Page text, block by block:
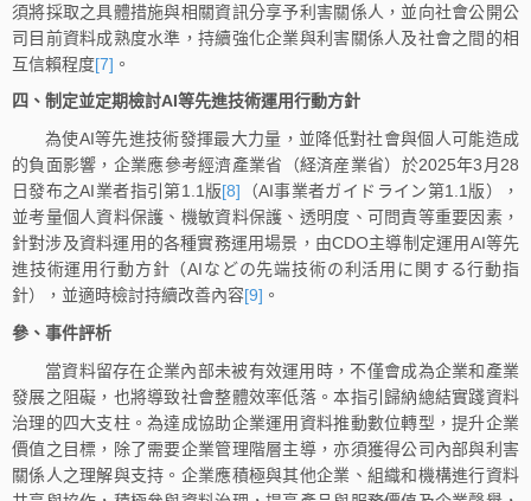
須將採取之具體措施與相關資訊分享予利害關係人，並向社會公開公
司目前資料成熟度水準，持續強化企業與利害關係人及社會之間的相
互信賴程度[7] 。
四、制定並定期檢討AI等先進技術運用行動方針
為使AI等先進技術發揮最大力量，並降低對社會與個人可能造成
的負面影響，企業應參考經濟產業省（経済産業省）於2025年3月28
日發布之AI業者指引第1.1版[8] （AI事業者ガイドライン第1.1版），
並考量個人資料保護、機敏資料保護、透明度、可問責等重要因素，
針對涉及資料運用的各種實務運用場景，由CDO主導制定運用AI等先
進技術運用行動方針（AIなどの先端技術の利活用に関する行動指
針），並適時檢討持續改善內容[9] 。
參、事件評析
當資料留存在企業內部未被有效運用時，不僅會成為企業和產業
發展之阻礙，也將導致社會整體效率低落。本指引歸納總結實踐資料
治理的四大支柱。為達成協助企業運用資料推動數位轉型，提升企業
價值之目標，除了需要企業管理階層主導，亦須獲得公司內部與利害
關係人之理解與支持。企業應積極與其他企業、組織和機構進行資料